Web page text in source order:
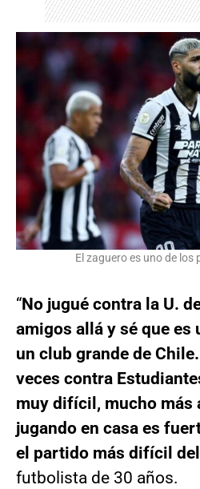
El zaguero es uno de los
“No jugué contra la U.
amigos allá y sé que
un club grande de
veces contra
muy difícil, mucho más
jugando en casa es
el partido más difícil
futbolista de 30 años.